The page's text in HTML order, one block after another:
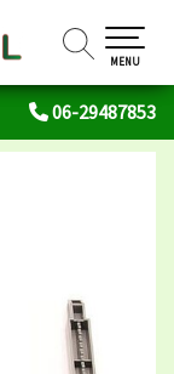
06-29487853
MENU